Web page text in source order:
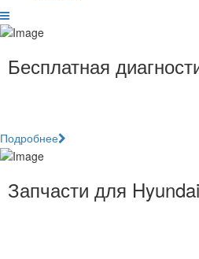
Бесплатная
Подробнее
Запчасти для